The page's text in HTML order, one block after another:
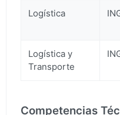
Logística
Logística y
Transporte
Competencias